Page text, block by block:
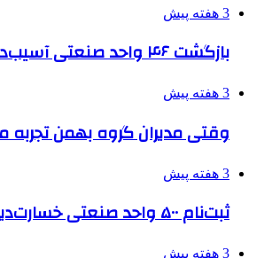
3 هفته پیش
بازگشت ۴۶ واحد صنعتی آسیب‌دیده دو جنگ اخیر البرز به چرخه تولید
3 هفته پیش
وقتی مدیران گروه بهمن تجربه
3 هفته پیش
ثبت‌نام ۵۰۰ واحد صنعتی خسارت‌دیده جنگ برای دریافت تسهیلات
3 هفته پیش